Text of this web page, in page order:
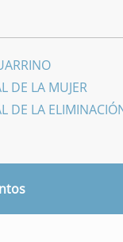
DE LA MUJER
DE LA